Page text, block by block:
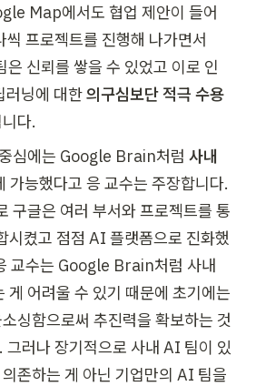
Map에서도 협업 제안이 들어
씩 프로젝트를 진행해 나가면서
신뢰를 쌓을 수 있었고 이로 인
러닝에 대한 의구심보단 적극 수용
다.
심에는 Google Brain처럼 사내
가능했다고 응 교수는 주장합니다.
구글은 여러 부서와 프로젝트를 통
시켰고 점점 AI 플랫폼으로 진화했
교수는 Google Brain처럼 사내
게 어려울 수 있기 때문에 초기에는
싱함으로써 추진력을 확보하는 것
그러나 장기적으로 사내 AI 팀이 있
존하는 게 아닌 기업만의 AI 팀을